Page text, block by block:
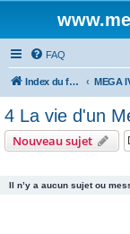
FAQ
Index du forum MEGA
4 La vie d'un
Nouveau sujet
Il n’y a aucun sujet ou